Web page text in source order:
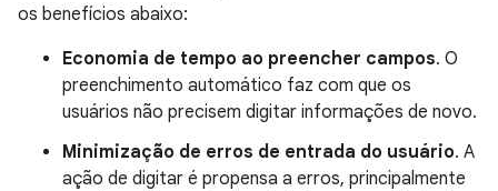
os benefícios abaixo:
Economia de tempo ao preencher campos. O
preenchimento automático faz com que os
usuários não precisem digitar informações de novo.
Minimização de erros de entrada do usuário. A
ação de digitar é propensa a erros, principalmente